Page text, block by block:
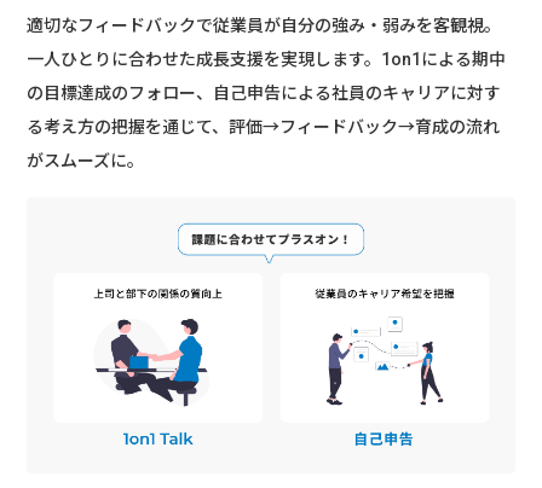
適切なフィードバックで従業員が自分の強み・弱みを客観視。
一人ひとりに合わせた成長支援を実現します。1on1による期中
の目標達成のフォロー、自己申告による社員のキャリアに対す
る考え方の把握を通じて、評価→フィードバック→育成の流れ
がスムーズに。